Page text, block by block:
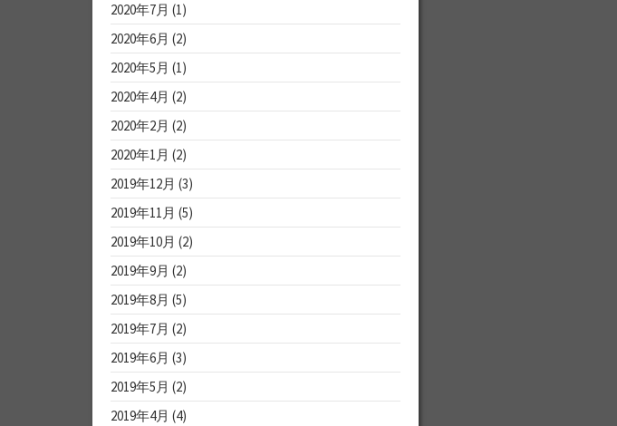
2020年7月 (1)
2020年6月 (2)
2020年5月 (1)
2020年4月 (2)
2020年2月 (2)
2020年1月 (2)
2019年12月 (3)
2019年11月 (5)
2019年10月 (2)
2019年9月 (2)
2019年8月 (5)
2019年7月 (2)
2019年6月 (3)
2019年5月 (2)
2019年4月 (4)